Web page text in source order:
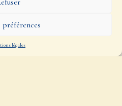
préférences
légales